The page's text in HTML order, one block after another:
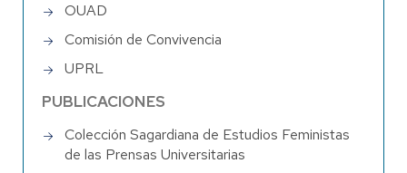
OUAD
Comisión de Convivencia
UPRL
PUBLICACIONES
Colección Sagardiana de Estudios Feministas
de las Prensas Universitarias